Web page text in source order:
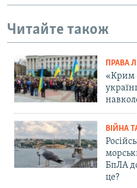
Читайте також
ПРАВА
«Крим
ВІЙНА
БпЛА
це?